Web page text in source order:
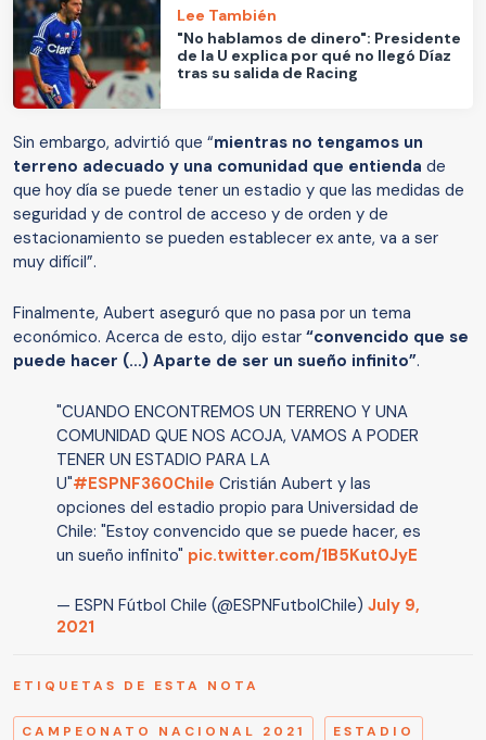
Lee También
"No hablamos de dinero": Presidente
de la U explica por qué no llegó Díaz
tras su salida de Racing
Sin embargo, advirtió que “mientras no tengamos un
terreno adecuado y una comunidad que entienda de
que hoy día se puede tener un estadio y que las medidas de
seguridad y de control de acceso y de orden y de
estacionamiento se pueden establecer ex ante, va a ser
muy difícil”.
Finalmente, Aubert aseguró que no pasa por un tema
económico. Acerca de esto, dijo estar “convencido que se
puede hacer (…) Aparte de ser un sueño infinito”.
"CUANDO ENCONTREMOS UN TERRENO Y UNA
COMUNIDAD QUE NOS ACOJA, VAMOS A PODER
TENER UN ESTADIO PARA LA
U"#ESPNF360Chile Cristián Aubert y las
opciones del estadio propio para Universidad de
Chile: "Estoy convencido que se puede hacer, es
un sueño infinito" pic.twitter.com/1B5Kut0JyE
— ESPN Fútbol Chile (@ESPNFutbolChile) July 9,
2021
ETIQUETAS DE ESTA NOTA
CAMPEONATO NACIONAL 2021 ESTADIO